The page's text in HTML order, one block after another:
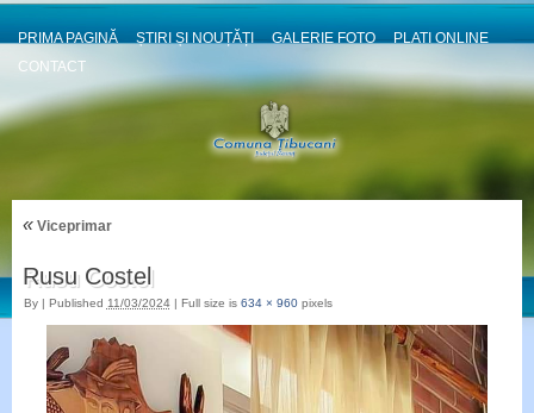
PRIMA PAGINĂ ȘTIRI ȘI NOUȚĂȚI GALERIE FOTO
PLATI ONLINE
CONTACT
«Viceprimar
Rusu Costel
By | Published 11/03/2024 | Full size is 634 × 960pixels